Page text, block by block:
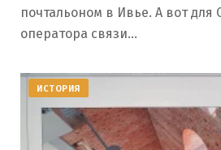
почтальоном в Ивье. А вот
оператора связи…
ИСТОРИЯ